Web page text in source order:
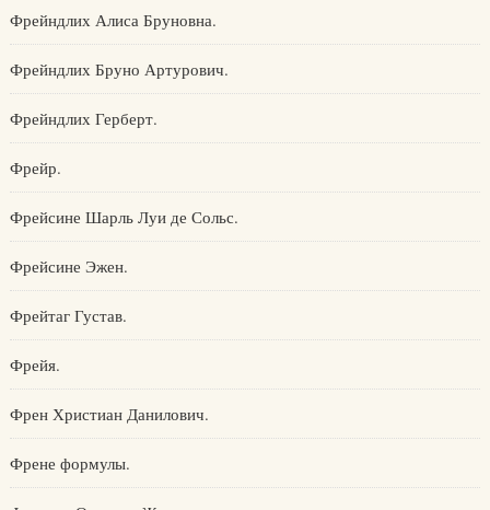
Фрейндлих Алиса Бруновна.
Фрейндлих Бруно Артурович.
Фрейндлих Герберт.
Фрейр.
Фрейсине Шарль Луи де Сольс.
Фрейсине Эжен.
Фрейтаг Густав.
Фрейя.
Френ Христиан Данилович.
Френе формулы.